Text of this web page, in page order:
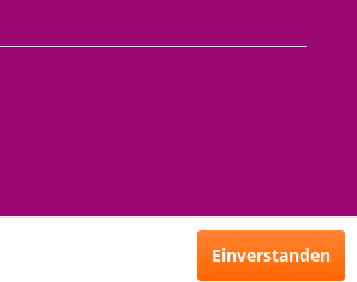
Einverstanden